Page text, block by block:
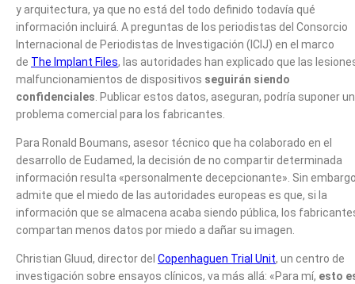
y arquitectura, ya que no está del todo definido todavía qué
información incluirá. A preguntas de los periodistas del Consorcio
Internacional de Periodistas de Investigación (ICIJ) en el marco
de The Implant Files, las autoridades han explicado que las
malfuncionamientos de dispositivos seguirán siendo
confidenciales . Publicar estos datos, aseguran, podría suponer un
problema comercial para los fabricantes.
Para Ronald Boumans, asesor técnico que ha colaborado en el
desarrollo de Eudamed, la decisión de no compartir determinada
información resulta «personalmente decepcionante». Sin
admite que el miedo de las autoridades europeas es que, si la
información que se almacena acaba siendo pública, los
compartan menos datos por miedo a dañar su imagen.
Christian Gluud, director del Copenhaguen Trial Unit, un centro de
investigación sobre ensayos clínicos, va más allá: «Para mí, esto